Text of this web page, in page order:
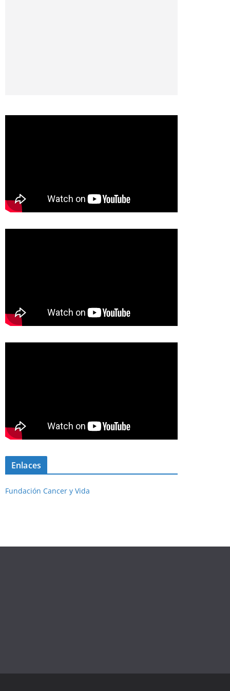
Enlaces
Fundación Cancer y Vida